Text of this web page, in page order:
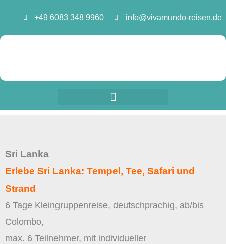
springen
+49 6083 348 9960 info@vivamundo-reisen.de
Sri Lanka
Erlebe Sri Lanka: Tempel, Tee, Safari und
Strand
6 Tage Kleingruppenreise, deutschprachig, ab/bis
Colombo,
max. 6 Teilnehmer, mit individueller